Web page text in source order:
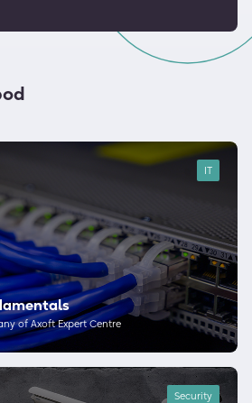
IT
of Axoft Expert Centre
Security